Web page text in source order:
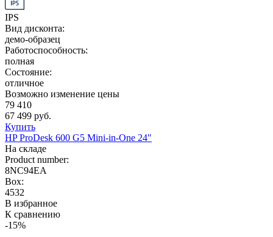
IPS
Вид дисконта:
демо-образец
Работоспособность:
полная
Состояние:
отличное
Возможно изменение цены
79 410
67 499 руб.
Купить
HP ProDesk 600 G5 Mini-in-One 24"
На складе
Product number:
8NC94EA
Box:
4532
В избранное
К сравнению
-15%